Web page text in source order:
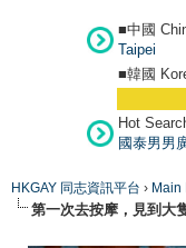
■中國
Taipei
■韓國
Hot
國泰男男
HKGAY 同志資訊平台 › Main
第一次去按摩，見到大